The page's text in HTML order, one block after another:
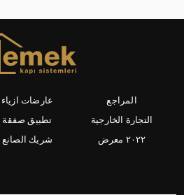
عارضات ازياء المراجع
تطبيق صفقة التجارة الخارجية
شريك الصانع ٢٠٢٢ معرض